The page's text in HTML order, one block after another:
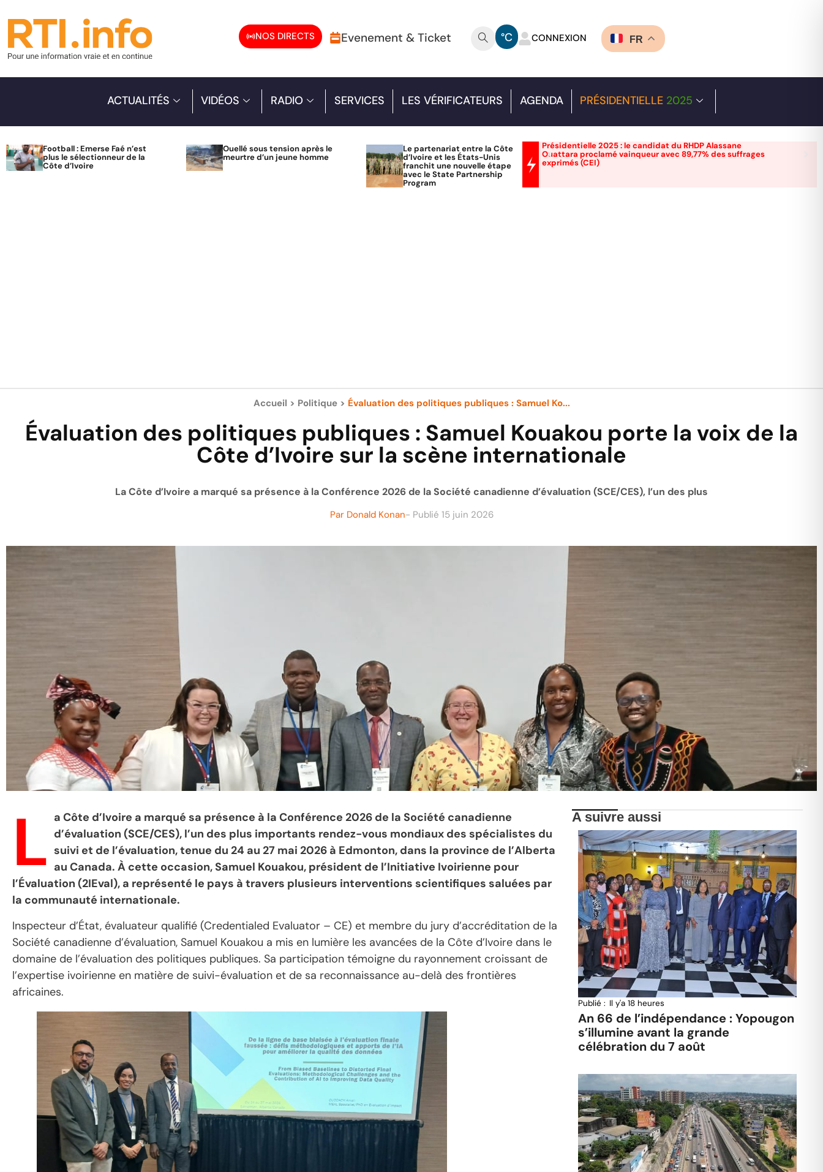
NOS DIRECTS Evenement & Ticket °C CONNEXION FR
ACTUALITÉS VIDÉOS RADIO SERVICES LES VÉRIFICATEURS AGENDA PRÉSIDENTIELLE 2025
Football : Emerse Faé n’est
plus le sélectionneur de la
Côte d’Ivoire
Ouellé sous tension après le
meurtre d’un jeune homme
Le partenariat entre la Côte
d’Ivoire et les États-Unis
franchit une nouvelle étape
avec le State Partnership
Program
Présidentielle 2025 : le candidat du RHDP Alassane
Ouattara proclamé vainqueur avec 89,77% des suffrages
exprimés (CEI)
Accueil > Politique> Évaluation des politiques publiques : Samuel Ko...
Évaluation des politiques publiques : Samuel Kouakou porte la voix de la
Côte d’Ivoire sur la scène internationale
La Côte d’Ivoire a marqué sa présence à la Conférence 2026 de la Société canadienne d’évaluation (SCE/CES), l’un des plus
Par Donald Konan- Publié 15 juin 2026
L a Côte d’Ivoire a marqué sa présence à la Conférence 2026 de la Société canadienne
d’évaluation (SCE/CES), l’un des plus importants rendez-vous mondiaux des spécialistes du
suivi et de l’évaluation, tenue du 24 au 27 mai 2026 à Edmonton, dans la province de l’Alberta
au Canada. À cette occasion, Samuel Kouakou, président de l’Initiative Ivoirienne pour
l’Évaluation (2IEval), a représenté le pays à travers plusieurs interventions scientifiques saluées par
la communauté internationale.
Inspecteur d’État, évaluateur qualifié (Credentialed Evaluator – CE) et membre du jury d’accréditation de la
Société canadienne d’évaluation, Samuel Kouakou a mis en lumière les avancées de la Côte d’Ivoire dans le
domaine de l’évaluation des politiques publiques. Sa participation témoigne du rayonnement croissant de
l’expertise ivoirienne en matière de suivi-évaluation et de sa reconnaissance au-delà des frontières
africaines.
A suivre aussi
Publié : Il y'a 18 heures
An 66 de l’indépendance : Yopougon
s’illumine avant la grande
célébration du 7 août